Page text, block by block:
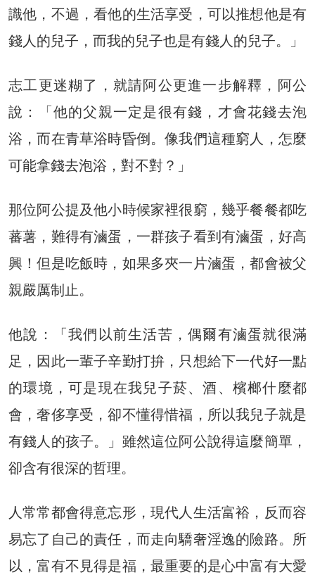
識他，不過，看他的生活享受，可以推想他是有
錢人的兒子，而我的兒子也是有錢人的兒子。」
志工更迷糊了，就請阿公更進一步解釋，阿公
說：「他的父親一定是很有錢，才會花錢去泡
浴，而在青草浴時昏倒。像我們這種窮人，怎麼
可能拿錢去泡浴，對不對？」
那位阿公提及他小時候家裡很窮，幾乎餐餐都吃
蕃薯，難得有滷蛋，一群孩子看到有滷蛋，好高
興！但是吃飯時，如果多夾一片滷蛋，都會被父
親嚴厲制止。
他說：「我們以前生活苦，偶爾有滷蛋就很滿
足，因此一輩子辛勤打拚，只想給下一代好一點
的環境，可是現在我兒子菸、酒、檳榔什麼都
會，奢侈享受，卻不懂得惜福，所以我兒子就是
有錢人的孩子。」雖然這位阿公說得這麼簡單，
卻含有很深的哲理。
人常常都會得意忘形，現代人生活富裕，反而容
易忘了自己的責任，而走向驕奢淫逸的險路。所
以，富有不見得是福，最重要的是心中富有大愛